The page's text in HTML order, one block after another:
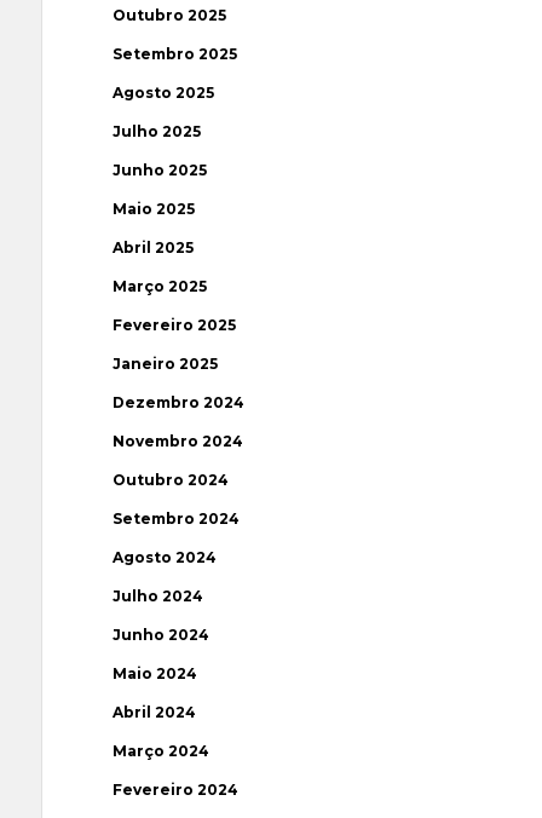
Outubro 2025
Setembro 2025
Agosto 2025
Julho 2025
Junho 2025
Maio 2025
Abril 2025
Março 2025
Fevereiro 2025
Janeiro 2025
Dezembro 2024
Novembro 2024
Outubro 2024
Setembro 2024
Agosto 2024
Julho 2024
Junho 2024
Maio 2024
Abril 2024
Março 2024
Fevereiro 2024